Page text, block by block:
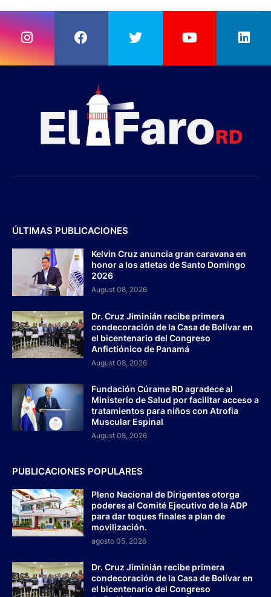
ÚLTIMAS PUBLICACIONES
Kelvin Cruz anuncia gran caravana en
honor a los atletas de Santo Domingo
2026
August 08, 2026
Dr. Cruz Jiminián recibe primera
condecoración de la Casa de Bolívar en
el bicentenario del Congreso
Anfictiónico de Panamá
August 08, 2026
Fundación Cúrame RD agradece al
Ministerio de Salud por facilitar acceso a
tratamientos para niños con Atrofia
Muscular Espinal
August 08, 2026
PUBLICACIONES POPULARES
Pleno Nacional de Dirigentes otorga
poderes al Comité Ejecutivo de la ADP
para dar toques finales a plan de
movilización.
agosto 05, 2026
Dr. Cruz Jiminián recibe primera
condecoración de la Casa de Bolívar en
el bicentenario del Congreso